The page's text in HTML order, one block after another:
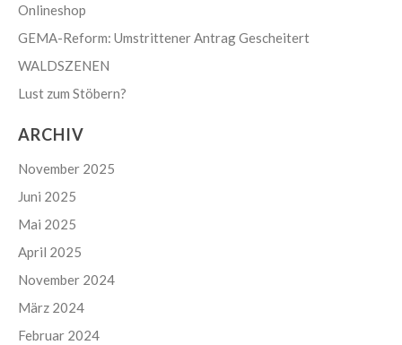
Onlineshop
GEMA-Reform: Umstrittener Antrag Gescheitert
WALDSZENEN
Lust zum Stöbern?
ARCHIV
November 2025
Juni 2025
Mai 2025
April 2025
November 2024
März 2024
Februar 2024